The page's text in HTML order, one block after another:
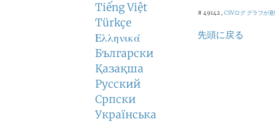
Tiếng Việt
Türkçe
Ελληνικά
Български
Қазақша
Русский
Српски
Українська
# 49142 , CSVログ グラフが
先頭に戻る